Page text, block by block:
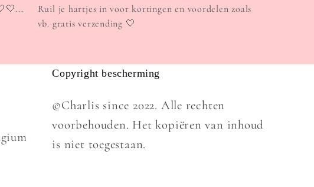
Ruil je hartjes in voor kortingen en voordelen zoals
vb. gratis verzending 🤍
Copyright bescherming
©Charlis since 2022. Alle rechten
voorbehouden. Het kopiëren van inhoud
is niet toegestaan.